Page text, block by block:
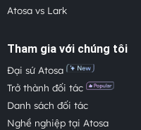
Atosa vs Lark
Tham gia với chúng tôi
Đại sứ Atosa
Trở thành đối tác
Danh sách đối tác
Nghề nghiệp tại Atosa